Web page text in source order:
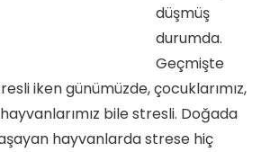
düşmüş
durumda.
Geçmişte
iken günümüzde, çocuklarımız,
bile stresli. Doğada
hayvanlarda strese hiç